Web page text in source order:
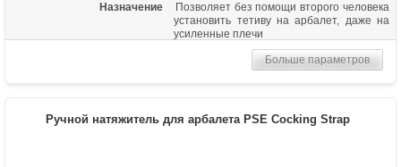
Назначение
Позволяет без помощи второго человека
установить тетиву на арбалет, даже на
усиленные плечи
Больше параметров
Ручной натяжитель для арбалета PSE Cocking Strap